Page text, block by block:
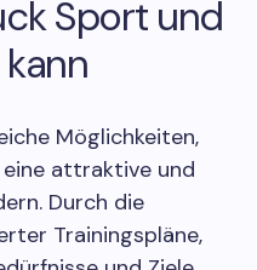
Sport und
Möglichkeiten,
attraktive und
Durch die
Trainingspläne,